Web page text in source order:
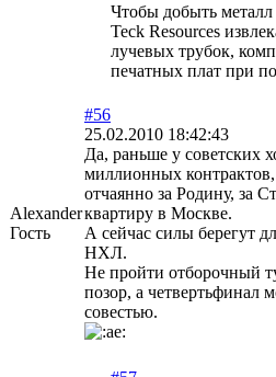
Чтобы добыть
Teck Resources
лучевых трубок,
печатных плат при
Alexander
Гость
#56
25.02.2010 18:42:43
Да, раньше у советских
миллионных
отчаянно за Родину, за
квартиру в Москве.
А сейчас силы берегут
НХЛ.
Не пройти отборочный
позор, а четвертьфинал
совестью.